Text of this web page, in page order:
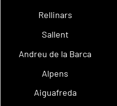
Rellinars
Sallent
Andreu de la Barca
Alpens
Aiguafreda